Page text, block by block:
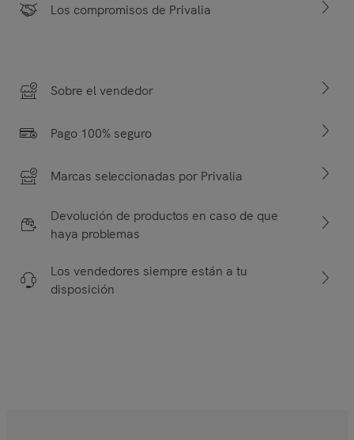
Los compromisos de Privalia
Sobre el vendedor
Pago 100% seguro
Marcas seleccionadas por Privalia
Devolución de productos en caso de que
haya problemas
Los vendedores siempre están a tu
disposición